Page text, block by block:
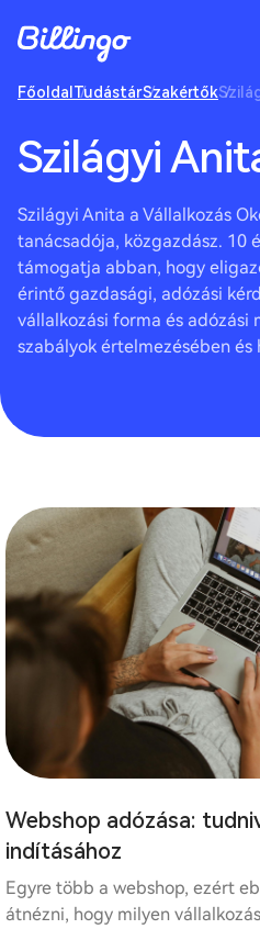
Főoldal TudástárSzakértők
Szilágyi
Szilágyi Anita a Vállalkozás
tanácsadója, közgazdász. 10
támogatja abban, hogy
érintő gazdasági, adózási
vállalkozási forma és adózási
szabályok értelmezésében és
Webshop adózása:
indításához
Egyre több a webshop, ezért
átnézni, hogy milyen